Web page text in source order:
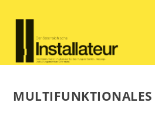
MULTIFUNKTIONALES